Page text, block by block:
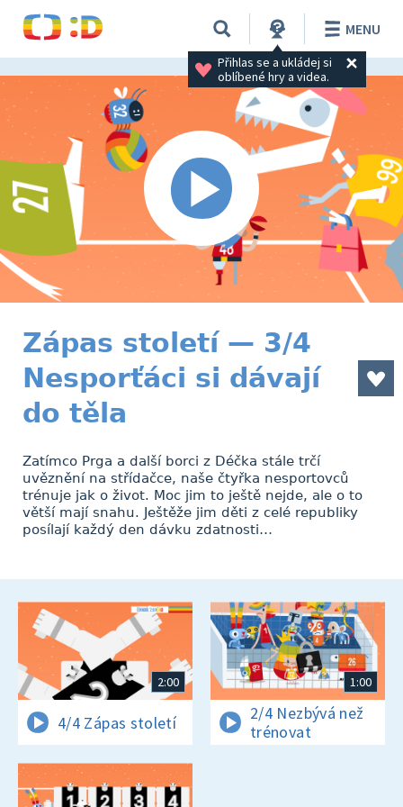
Přihlas se a ukládej si
oblíbené hry a videa.
MENU
Zápas století — 3/4
Nesporťáci si dávají
do těla
Zatímco Prga a další borci z Déčka stále trčí
uvěznění na střídačce, naše čtyřka nesportovců
trénuje jak o život. Moc jim to ještě nejde, ale o to
větší mají snahu. Ještěže jim děti z celé republiky
posílají každý den dávku zdatnosti…
2:00
4/4 Zápas století
1:00
2/4 Nezbývá než
trénovat